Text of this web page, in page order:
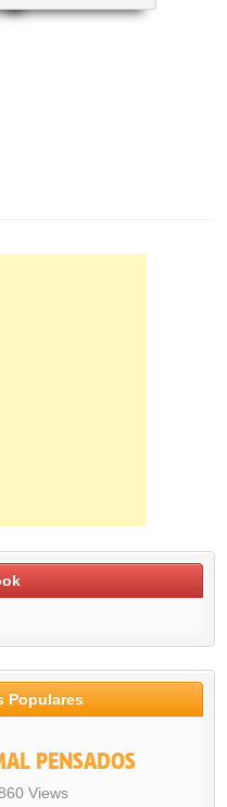
Populares
PENSADOS
Views